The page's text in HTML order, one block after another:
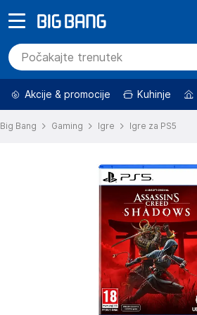
Akcije & promocije Kuhinje
Big Bang Gaming Igre Igre za PS5